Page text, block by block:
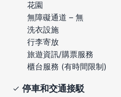
花園
無障礙通道 – 無
洗衣設施
行李寄放
旅遊資訊/購票服務
櫃台服務 (有時間限制)
停車和交通接駁